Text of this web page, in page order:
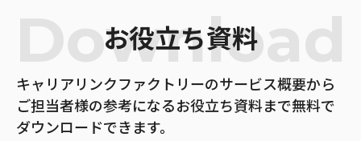
お役立ち資料
Download
キャリアリンクファクトリーのサービス概要から
ご担当者様の参考になるお役立ち資料まで無料で
ダウンロードできます。